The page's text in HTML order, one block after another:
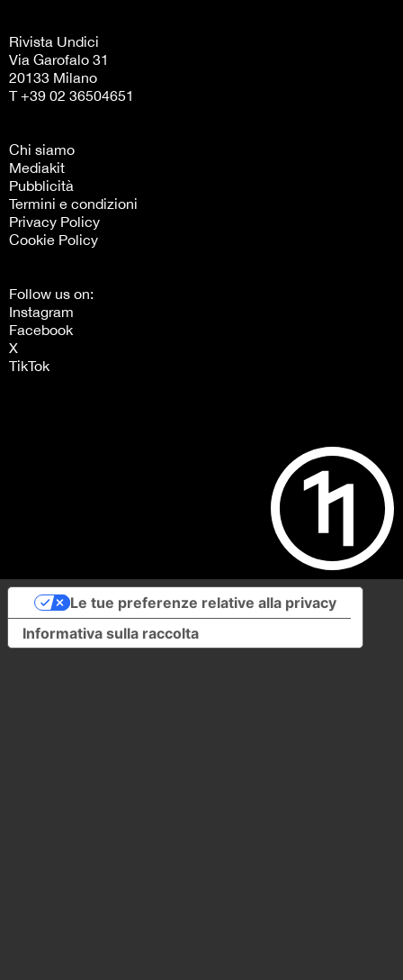
Rivista Undici
Via Garofalo 31
20133 Milano
T +39 02 36504651
Chi siamo
Mediakit
Pubblicità
Termini e condizioni
Privacy Policy
Cookie Policy
Follow us on:
Instagram
Facebook
X
TikTok
Informativa sulla raccolta
Le tue preferenze relative alla privacy